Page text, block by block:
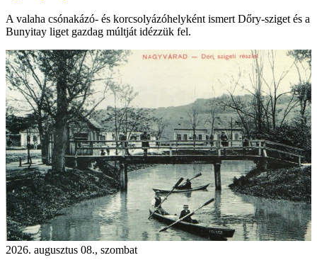
A valaha csónakázó- és korcsolyázóhelyként ismert Dőry-sziget és a
Bunyitay liget gazdag múltját idézzük fel.
2026. augusztus 08., szombat